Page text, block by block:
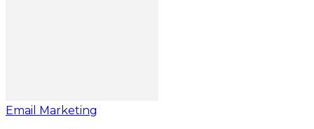
Email Marketing